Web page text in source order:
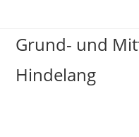
springen
Grund- und
Hindelang